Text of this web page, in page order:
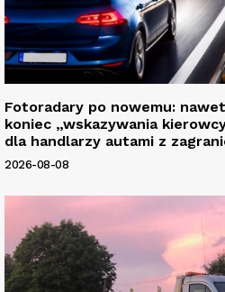
Fotoradary po nowemu:
koniec „wskazywania
dla handlarzy autami z
2026-08-08